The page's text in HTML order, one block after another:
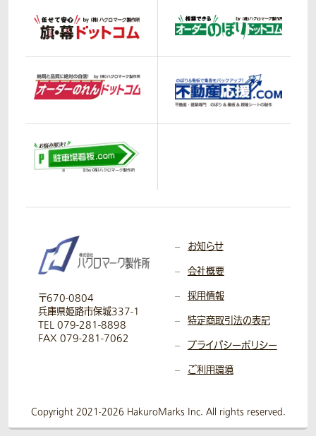
〒670-0804
兵庫県姫路市保城337-1
TEL 079-281-8898
FAX 079-281-7062
お知らせ
会社概要
採用情報
特定商取引法の表記
プライバシーポリシー
ご利用環境
Copyright 2021-2026 HakuroMarks Inc. All rights reserved.